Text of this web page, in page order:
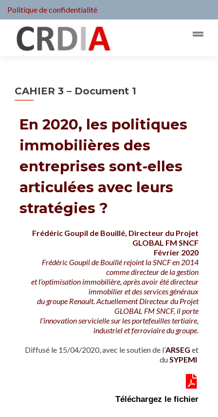
Politique de confidentialité
CAHIER 3 – Document 1
En 2020, les politiques
immobilières des
entreprises sont-elles
articulées avec leurs
stratégies ?
Frédéric Goupil de Bouillé, Directeur du Projet
GLOBAL FM SNCF
Février 2020
Frédéric Goupil de Bouillé rejoint la SNCF en 2014
comme directeur de la gestion
et l’optimisation immobilière, après avoir étédirecteur
immobilier etdes services généraux
du groupe Renault. Actuellement Directeur du Projet
GLOBAL FM SNCF, il porte
l’innovation serviciellesur les portefeuilles tertiaire,
industriel et ferroviaire du groupe.
Diffusé le 15/04/2020, avec le soutien de l’ARSEG et
duSYPEMI
Téléchargez le fichier